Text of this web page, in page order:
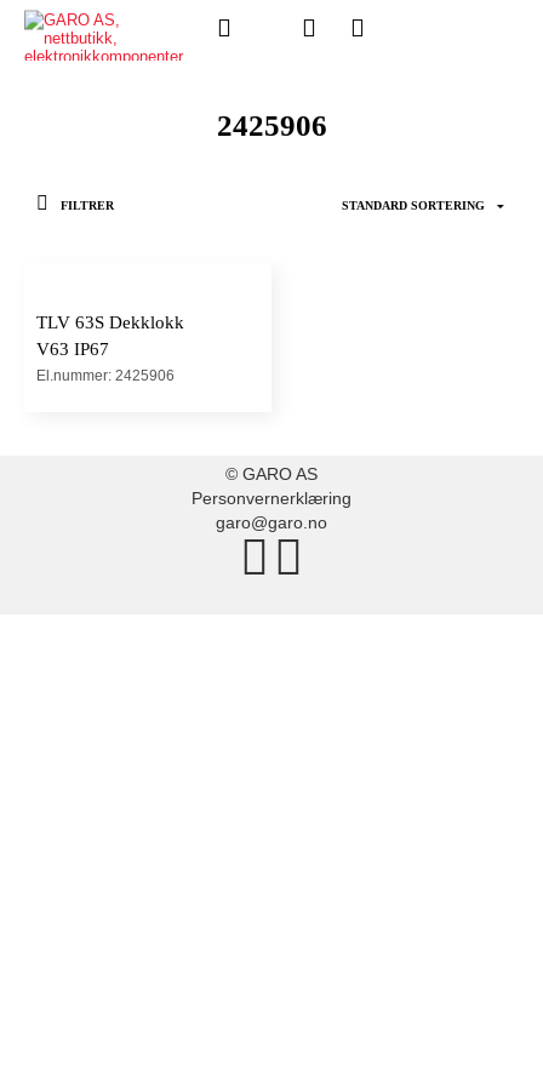
2425906
FILTRER
TLV 63S Dekklokk
V63 IP67
El.nummer: 2425906
© GARO AS
Personvernerklæring
garo@garo.no